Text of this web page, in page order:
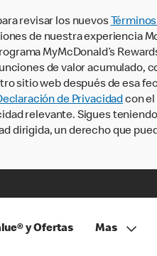
revisar los nuevos
de nuestra experiencia
MyMcDonald’s
de valor acumulado,
sitio web después de esa
de Privacidadcon
relevante. Sigues
dirigida, un derecho que
y Ofertas Mas